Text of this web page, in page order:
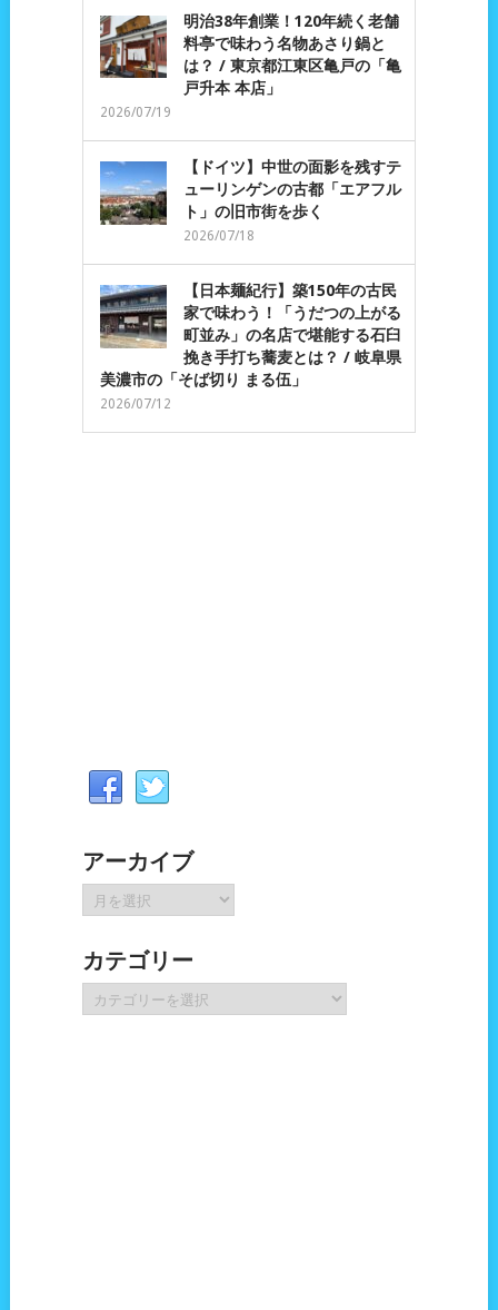
明治38年創業！120年続く老舗
料亭で味わう名物あさり鍋と
は？ / 東京都江東区亀戸の「亀
戸升本 本店」
2026/07/19
【ドイツ】中世の面影を残すテ
ューリンゲンの古都「エアフル
ト」の旧市街を歩く
2026/07/18
【日本麺紀行】築150年の古民
家で味わう！「うだつの上がる
町並み」の名店で堪能する石臼
挽き手打ち蕎麦とは？ / 岐阜県
美濃市の「そば切り まる伍」
2026/07/12
アーカイブ
ー
イ
ブ
カテゴリー
テ